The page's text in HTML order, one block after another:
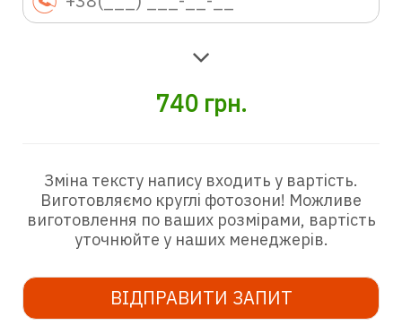
740 грн.
Зміна тексту напису входить у вартість.
Виготовляємо круглі фотозони! Можливе
виготовлення по ваших розмірами, вартість
уточнюйте у наших менеджерів.
ВІДПРАВИТИ ЗАПИТ